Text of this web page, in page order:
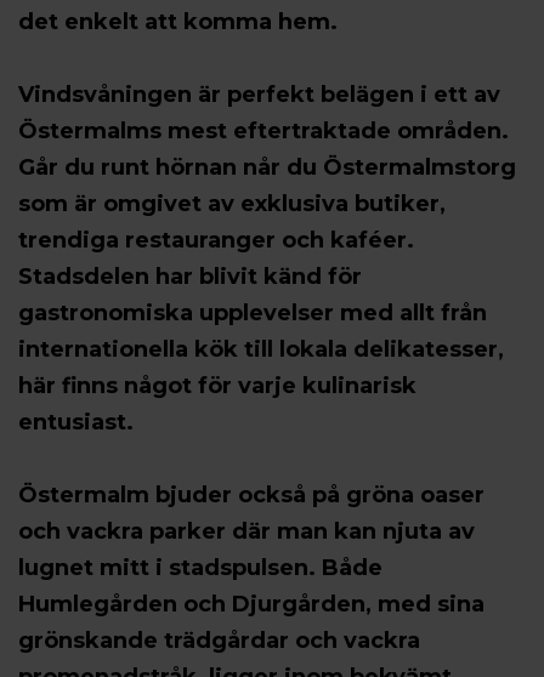
det enkelt att komma hem.
Vindsvåningen är perfekt belägen i ett av
Östermalms mest eftertraktade områden.
Går du runt hörnan når du Östermalmstorg
som är omgivet av exklusiva butiker,
trendiga restauranger och kaféer.
Stadsdelen har blivit känd för
gastronomiska upplevelser med allt från
internationella kök till lokala delikatesser,
här finns något för varje kulinarisk
entusiast.
Östermalm bjuder också på gröna oaser
och vackra parker där man kan njuta av
lugnet mitt i stadspulsen. Både
Humlegården och Djurgården, med sina
grönskande trädgårdar och vackra